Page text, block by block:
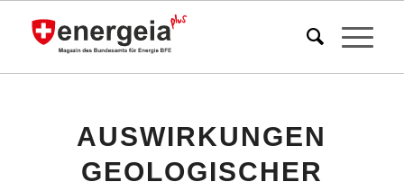
AUSWIRKUNGEN
GEOLOGISCHER